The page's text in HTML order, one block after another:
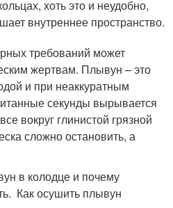
хоть это и неудобно,
внутреннее пространство.
требований может
жертвам. Плывун – это
и при неаккуратным
секунды вырывается
вокруг глинистой грязной
сложно остановить, а